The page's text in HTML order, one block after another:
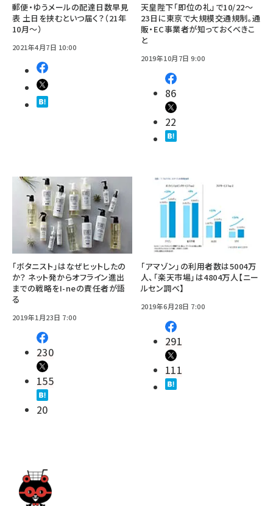
郵便・ゆうメールの配達日数早見
表 土日を挟むといつ届く？（21年
10月～）
2021年4月7日 10:00
天皇陛下「即位の礼」で10/22～
23日に東京で大規模交通規制。通
販・EC事業者が知っておくべきこ
と
2019年10月7日 9:00
86
22
「ボタニスト」はなぜヒットしたの
か？ ネット発からオフライン進出
までの戦略をI-neの責任者が語
る
2019年1月23日 7:00
230
155
20
「アマゾン」の利用者数は5004万
人、「楽天市場」は4804万人【ニー
ルセン調べ】
2019年6月28日 7:00
291
111